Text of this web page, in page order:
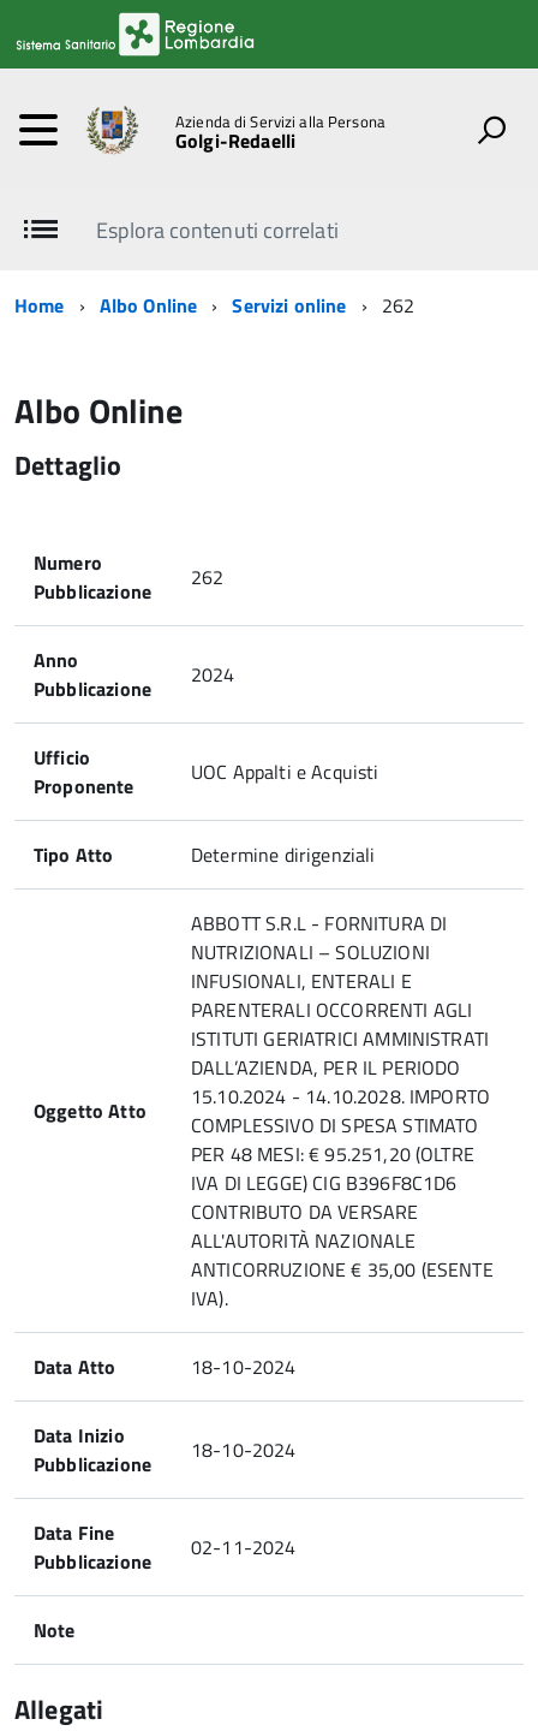
Azienda di Servizi alla Persona
Golgi-Redaelli
Esplora contenuti correlati
Home Albo Online Servizi online 262
Albo Online
Dettaglio
Numero
Pubblicazione
262
Anno
Pubblicazione
2024
Ufficio
Proponente
UOC Appalti e Acquisti
Tipo Atto Determine dirigenziali
Oggetto Atto
ABBOTT S.R.L - FORNITURA DI
NUTRIZIONALI – SOLUZIONI
INFUSIONALI, ENTERALI E
PARENTERALI OCCORRENTI AGLI
ISTITUTI GERIATRICI AMMINISTRATI
DALL’AZIENDA, PER IL PERIODO
15.10.2024 - 14.10.2028. IMPORTO
COMPLESSIVO DI SPESA STIMATO
PER 48 MESI: € 95.251,20 (OLTRE
IVA DI LEGGE) CIG B396F8C1D6
CONTRIBUTO DA VERSARE
ALL'AUTORITÀ NAZIONALE
ANTICORRUZIONE € 35,00 (ESENTE
IVA).
Data Atto 18-10-2024
Data Inizio
Pubblicazione
18-10-2024
Data Fine
Pubblicazione
02-11-2024
Note
Allegati